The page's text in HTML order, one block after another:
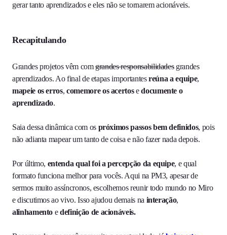
gerar tanto aprendizados e eles não se tornarem acionáveis.
Recapitulando
Grandes projetos vêm comgrandes responsabilidadesgrandes
aprendizados. Ao final de etapas importantesreúna a equipe,
mapeie os erros,comemore os acertosedocumente o
aprendizado.
Saia dessa dinâmica com os próximos passos bem definidos, pois
não adianta mapear um tanto de coisa e não fazer nada depois.
Por último, entenda qual foi a percepção da equipe, e qual
formato funciona melhor para vocês. Aqui na PM3, apesar de
sermos muito assíncronos, escolhemos reunir todo mundo no Miro
e discutimos ao vivo. Isso ajudou demais na interação,
alinhamento edefinição de acionáveis.